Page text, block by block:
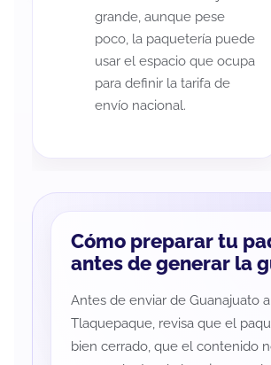
grande, aunque pese
poco, la paquetería puede
usar el espacio que ocupa
para definir la tarifa de
envío nacional.
Cómo preparar tu
antes de generar la
Antes de enviar de Guanajuato a
Tlaquepaque, revisa que el
bien cerrado, que el contenido